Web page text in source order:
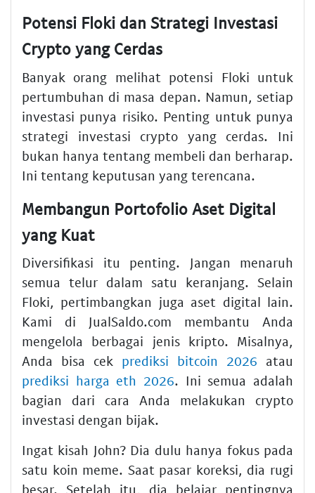
Potensi Floki dan Strategi Investasi
Crypto yang Cerdas
Banyak orang melihat potensi Floki untuk
pertumbuhan di masa depan. Namun, setiap
investasi punya risiko. Penting untuk punya
strategi investasi crypto yang cerdas. Ini
bukan hanya tentang membeli dan berharap.
Ini tentang keputusan yang terencana.
Membangun Portofolio Aset Digital
yang Kuat
Diversifikasi itu penting. Jangan menaruh
semua telur dalam satu keranjang. Selain
Floki, pertimbangkan juga aset digital lain.
Kami di JualSaldo.com membantu Anda
mengelola berbagai jenis kripto. Misalnya,
Anda bisa cek prediksi bitcoin 2026 atau
prediksi harga eth 2026. Ini semua adalah
bagian dari cara Anda melakukan crypto
investasi dengan bijak.
Ingat kisah John? Dia dulu hanya fokus pada
satu koin meme. Saat pasar koreksi, dia rugi
besar. Setelah itu, dia belajar pentingnya